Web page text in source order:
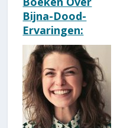
Bijna-Dood-
Ervaringen:
Aanraders [Top
10]